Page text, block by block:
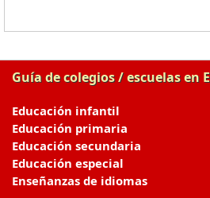
Guía de colegios / escuelas en
Educación infantil
Educación primaria
Educación secundaria
Educación especial
Enseñanzas de idiomas